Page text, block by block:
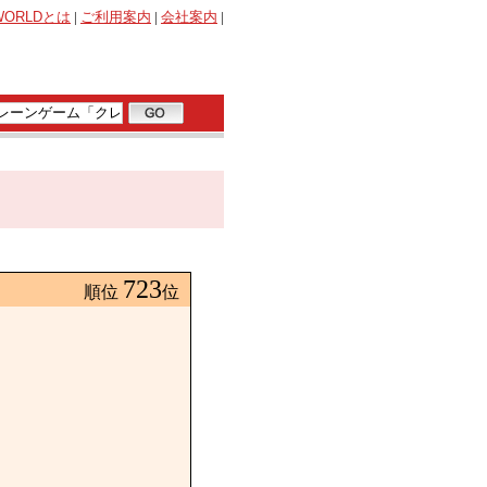
とは | ご利用案内 | 会社案内 |
順位 723位